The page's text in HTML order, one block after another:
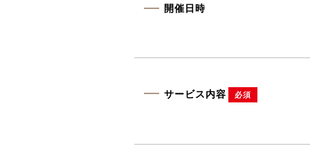
開催日時
サービス内容 必須